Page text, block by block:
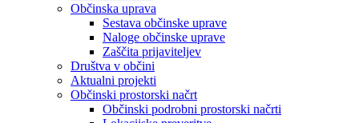
Občinska uprava
Sestava občinske uprave
Naloge občinske uprave
Zaščita prijaviteljev
Društva v občini
Aktualni projekti
Občinski prostorski načrt
Občinski podrobni prostorski načrti